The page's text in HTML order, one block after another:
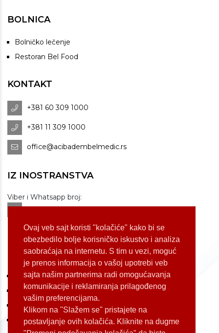
Ovaj veb sajt koristi "kolačiće" kako bi se
obezbedilo bolje korisničko iskustvo i analiza
saobraćaja na internetu. S tim u vezi, moguć
je prenos informacija o vašoj upotrebi veb
sajta našim partnerima radi omogućavanja
komunikacije i reklamiranja prilagođenog
vašim preferencijama.
Klikom na "Slažem se" pristajete na
postavljanje ovih kolačića. Kliknite na dugme
BOLNICA
Bolničko lečenje
Restoran Bel Food
KONTAKT
+381 60 309 1000
+381 11 309 1000
office@acibadembelmedic.rs
IZ INOSTRANSTVA
Viber i Whatsapp broj:
+381 60 309 1070
Dostupnost: od 07 do 22h
LOKACIJE
Koste Jovanovića 87 (Voždovac)
Bulevar Oslobođenja 155 (Voždovac)
Bulevar Oslobođenja 165 (Voždovac)
Kneginje Zorke 7 (Slavija)